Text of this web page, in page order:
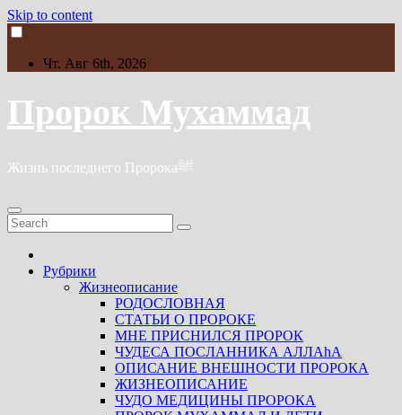
Skip to content
Чт. Авг 6th, 2026
Пророк Мухаммад
Жизнь последнего Пророкаﷺ
Рубрики
Жизнеописание
РОДОСЛОВНАЯ
СТАТЬИ О ПРОРОКЕ
МНЕ ПРИСНИЛСЯ ПРОРОК
ЧУДЕСА ПОСЛАННИКА АЛЛАhА
ОПИСАНИЕ ВНЕШНОСТИ ПРОРОКА
ЖИЗНЕОПИСАНИЕ
ЧУДО МЕДИЦИНЫ ПРОРОКА